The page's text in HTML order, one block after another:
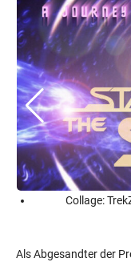
Collage:
Als Abgesandter der